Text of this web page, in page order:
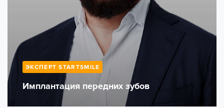
ЭКСПЕРТ STARTSMILE
Имплантация передних зубов